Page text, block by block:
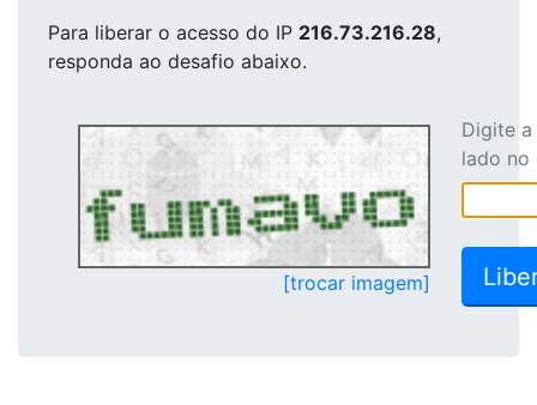
Para liberar o acesso do IP 216.73.216.28,
responda ao desafio abaixo.
[trocar imagem]
Digite
lado no